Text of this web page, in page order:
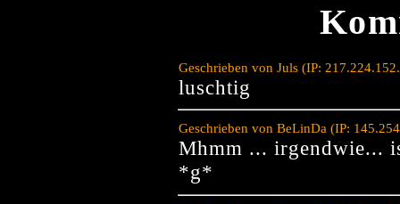
Geschrieben von Juls (IP:
luschtig
Geschrieben von BeLinDa (IP:
Mhmm ... irgendwie...
*g*